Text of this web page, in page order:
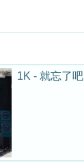
1K - 就忘了